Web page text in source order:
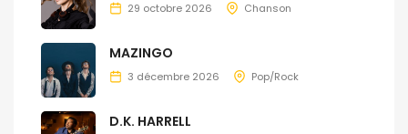
29 octobre 2026 Chanson
MAZINGO
3 décembre 2026 Pop/Rock
D.K. HARRELL